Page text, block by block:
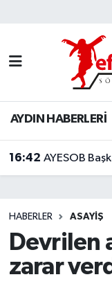
AYDIN HABERLERİ
16:42 AYESOB
HABERLER ASAYİŞ
Devrilen
zarar
Nöbetçi
Hava Durumu
Aydin
Trafik
Son Dakika